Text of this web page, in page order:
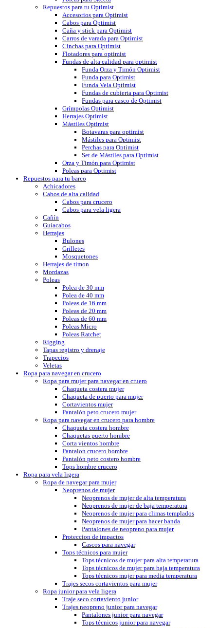
Repuestos para tu Optimist
Accesorios para Optimist
Cabos para Optimist
Caña y stick para Optimist
Carros de varada para Optimist
Cinchas para Optimist
Flotadores para optimist
Fundas de alta calidad para optimist
Funda Orza y Timón Optimist
Funda para Optimist
Funda Vela Optimist
Fundas de cubierta para Optimist
Fundas para casco de Optimist
Grímpolas Optimist
Herrajes Optimist
Mástiles Optimist
Botavaras para optimist
Mástiles para Optimist
Perchas para Optimist
Set de Mástiles para Optimist
Orza y Timón para Optimist
Poleas para Optimist
Repuestos para tu barco
Achicadores
Cabos de alta calidad
Cabos para crucero
Cabos para vela ligera
Cañín
Guiacabos
Herrajes
Bulones
Grilletes
Mosquetones
Herrajes de timon
Mordazas
Poleas
Polea de 30 mm
Polea de 40 mm
Poleas de 16 mm
Poleas de 20 mm
Poleas de 60 mm
Poleas Micro
Poleas Ratchet
Rigging
Tapas registro y drenaje
Trapecios
Veletas
Ropa para navegar en crucero
Ropa para mujer para navegar en cruero
Chaqueta costera mujer
Chaqueta de puerto para mujer
Cortavientos mujer
Pantalón peto crucero mujer
Ropa para navegar en crucero para hombre
Chaqueta costera hombre
Chaquetas puerto hombre
Corta vientos hombre
Pantalon crucero hombre
Pantalón peto costero hombre
Tops hombre crucero
Ropa para vela ligera
Ropa de navegar para mujer
Neoprenos de mujer
Neoprenos de mujer de alta temperatura
Neoprenos de mujer de baja temperatura
Neoprenos de mujer para climas templados
Neoprenos de mujer para hacer banda
Pantalones de neopreno para mujer
Proteccion de impactos
Cascos para navegar
Tops técnicos para mujer
Tops técnicos de mujer para alta temperatura
Tops técnicos de mujer para baja temperatura
Tops técnicos mujer para media temperatura
Trajes secos cortavientos para mujer
Ropa junior para vela ligera
Traje seco cortaviento junior
Trajes neopreno junior para navegar
Pantalones junior para navegar
Tops técnicos junior para navegar